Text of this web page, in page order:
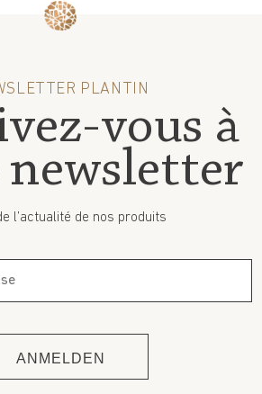
PLANTIN
vous à
l’actualité de nos produits